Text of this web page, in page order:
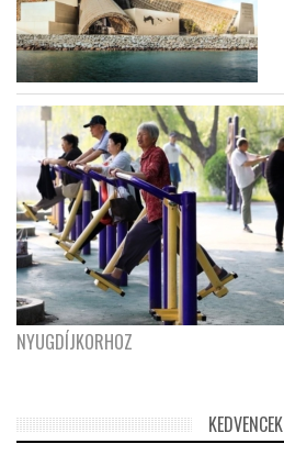
NYUGDÍJKORHOZ
KEDVENCEK